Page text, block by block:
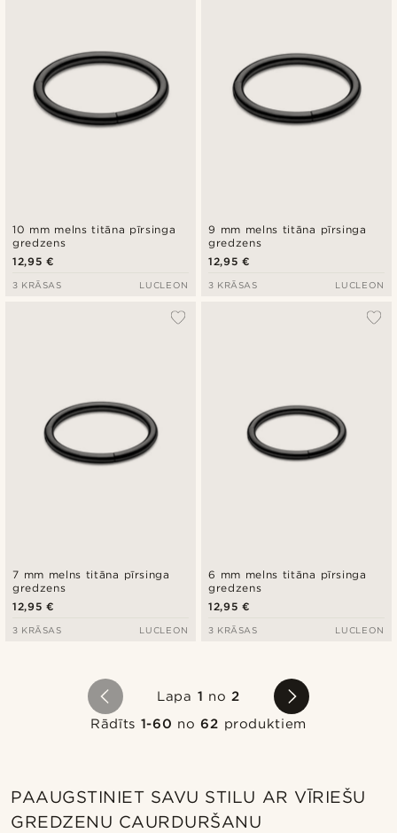
10 mm melns titāna pīrsinga
gredzens
12,95 €
3 KRĀSAS LUCLEON
9 mm melns titāna pīrsinga
gredzens
12,95 €
3 KRĀSAS LUCLEON
7 mm melns titāna pīrsinga
gredzens
12,95 €
3 KRĀSAS LUCLEON
6 mm melns titāna pīrsinga
gredzens
12,95 €
3 KRĀSAS LUCLEON
Lapa 1 no2
Rādīts 1-60 no62 produktiem
PAAUGSTINIET SAVU STILU AR VĪRIEŠU
GREDZENU CAURDURŠANU